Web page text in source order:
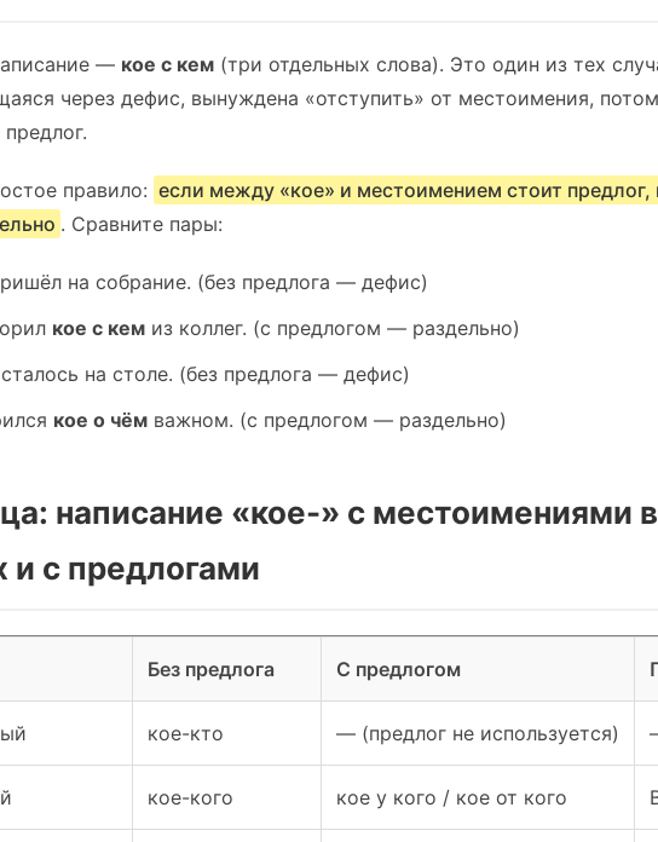
— кое с кем (три отдельных слова). Это один из тех
через дефис, вынуждена «отступить» от местоимения,
правило: если между «кое» и местоимением стоит предлог,
. Сравните пары:
на собрание. (без предлога — дефис)
кое с кем из коллег. (с предлогом — раздельно)
на столе. (без предлога — дефис)
кое о чём важном. (с предлогом — раздельно)
написание «кое-» с местоимениями
и с предлогами
Без предлога С предлогом
кое-кто — (предлог не используется)
кое-кого кое у кого / кое от кого